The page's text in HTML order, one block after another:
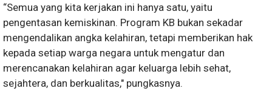
“Semua yang kita kerjakan ini hanya satu, yaitu
pengentasan kemiskinan. Program KB bukan sekadar
mengendalikan angka kelahiran, tetapi memberikan hak
kepada setiap warga negara untuk mengatur dan
merencanakan kelahiran agar keluarga lebih sehat,
sejahtera, dan berkualitas," pungkasnya.